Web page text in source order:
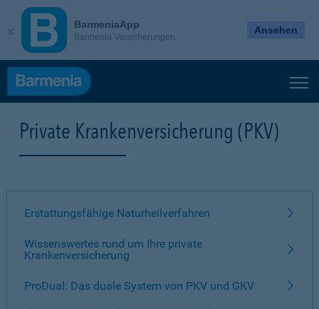
Private Krankenversicherung (PKV)
Erstattungsfähige Naturheilverfahren
Wissenswertes rund um Ihre private
Krankenversicherung
ProDual: Das duale System von PKV und GKV
BarmeniaApp
Barmenia Versicherungen
Ansehen